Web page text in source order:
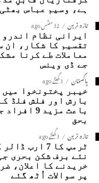
ہے، وسیم عباس بھٹی
تازہ ترین 32 منٹس ago
ایرانی نظام
تقسیم کا شکار، ان
معاملات طے کرنا
جے ڈی وینس
پاکستان 3 گھنٹے ago
خیبر پختونخوا میں
بارش اور فلش فلڈ
باعث مزید 9
بحق
تازہ ترین 3 گھنٹے ago
نئے برف شکن بحری
خریدنے کا اعلان،
پر سوالات اُٹھ گئے